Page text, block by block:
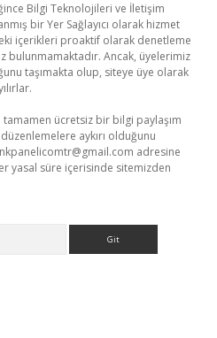
Bilgi Teknolojileri ve İletişim
bir Yer Sağlayıcı olarak hizmet
içerikleri proaktif olarak denetleme
bulunmamaktadır. Ancak, üyelerimiz
taşımakta olup, siteye üye olarak
tamamen ücretsiz bir bilgi paylaşım
aykırı olduğunu
adresine
yasal süre içerisinde sitemizden